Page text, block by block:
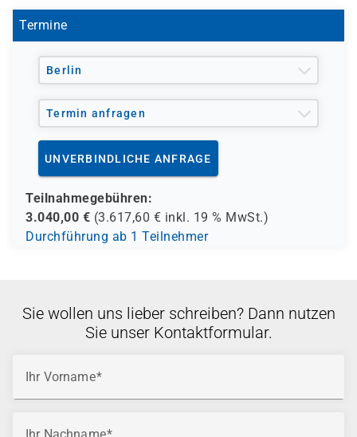
genutzt werden kann. Hierzu bieten wir alternative
Sollten Sie Fragen hierzu haben, stehen wir Ihnen gerne
telefonisch zur Verfügung.
Termine
Berlin
Termin anfragen
UNVERBINDLICHE ANFRAGE
Teilnahmegebühren:
3.040,00 € (3.617,60 € inkl. 19 % MwSt.)
Durchführung ab 1 Teilnehmer
Sie wollen uns lieber schreiben? Dann nutzen
Sie unser Kontaktformular.
Ihr Vorname